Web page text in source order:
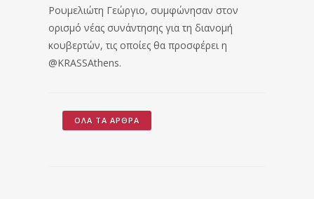
Ρουμελιώτη Γεώργιο, συμφώνησαν στον
ορισμό νέας συνάντησης για τη διανομή
κουβερτών, τις οποίες θα προσφέρει η
@KRASSAthens.
ΌΛΑ ΤΑ ΆΡΘΡΑ